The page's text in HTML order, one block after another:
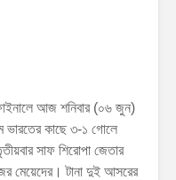
আজ শনিবার (০৬ জুন)
ভারতের কাছে ৩-১ গোলে
সাফ শিরোপা জেতার
মেয়েদের। টানা দুই আসরের